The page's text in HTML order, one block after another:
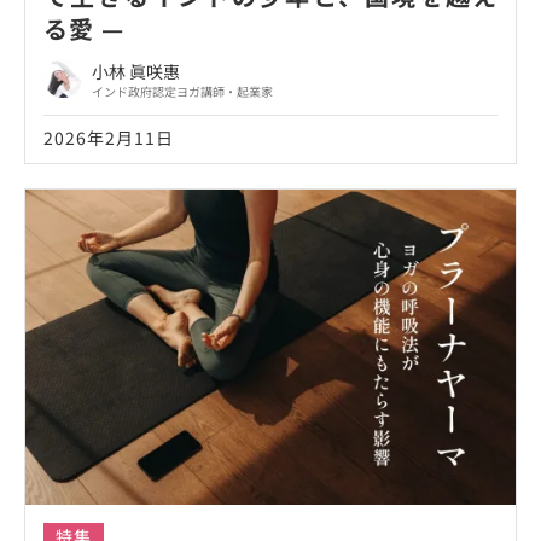
る愛 —
小林 眞咲惠
インド政府認定ヨガ講師・起業家
2026年2月11日